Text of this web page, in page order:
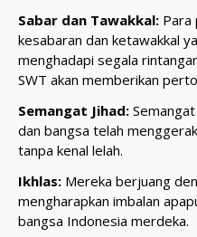
Sabar dan Tawakkal: Para
kesabaran dan ketawakkal
menghadapi segala
SWT akan memberikan
Semangat Jihad:
dan bangsa telah
tanpa kenal lelah.
Ikhlas: Mereka berjuang
mengharapkan imbalan
bangsa Indonesia merdeka.